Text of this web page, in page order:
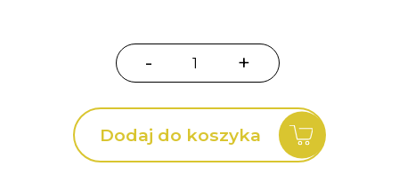
-
ilość
lindheimera
Siskiyou
+
Dodaj do koszyka